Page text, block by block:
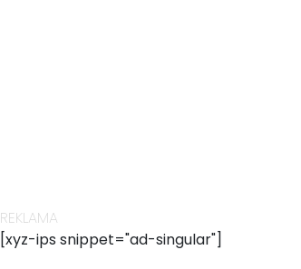
REKLAMA
[xyz-ips snippet="ad-singular"]